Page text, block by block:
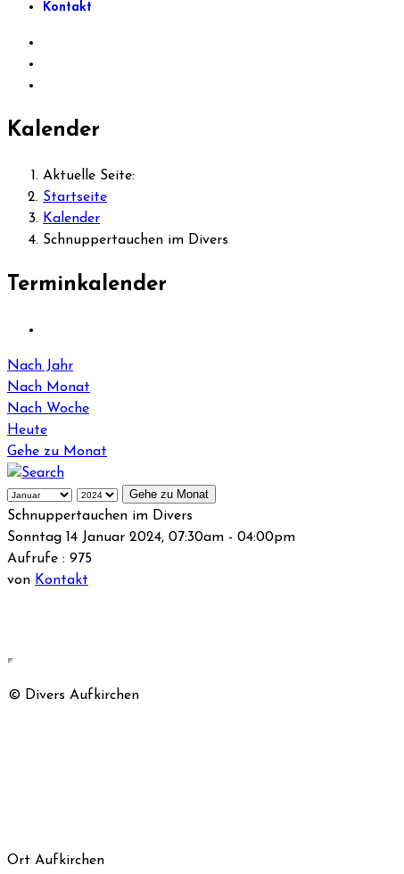
Kontakt
Kalender
Aktuelle Seite:
Startseite
Kalender
Schnuppertauchen im Divers
Terminkalender
Nach Jahr
Nach Monat
Nach Woche
Heute
Gehe zu Monat
Gehe zu Monat
Schnuppertauchen im Divers
Sonntag 14 Januar 2024, 07:30am - 04:00pm
Aufrufe : 975
von Kontakt
© Divers Aufkirchen
Ort Aufkirchen